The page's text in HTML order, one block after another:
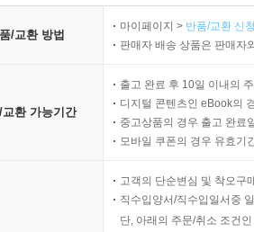
/교환 방법
마이페이지 > 반품/교환 신
판매자 배송 상품은 판매자
교환 가능기간
출고 완료 후 10일 이내의
디지털 콘텐츠인 eBook의
중고상품의 경우 출고 완료
모바일 쿠폰의 경우 유효기
고객의 단순변심 및 착오구
직수입양서/직수입일서중
단, 아래의 주문/취소 조건